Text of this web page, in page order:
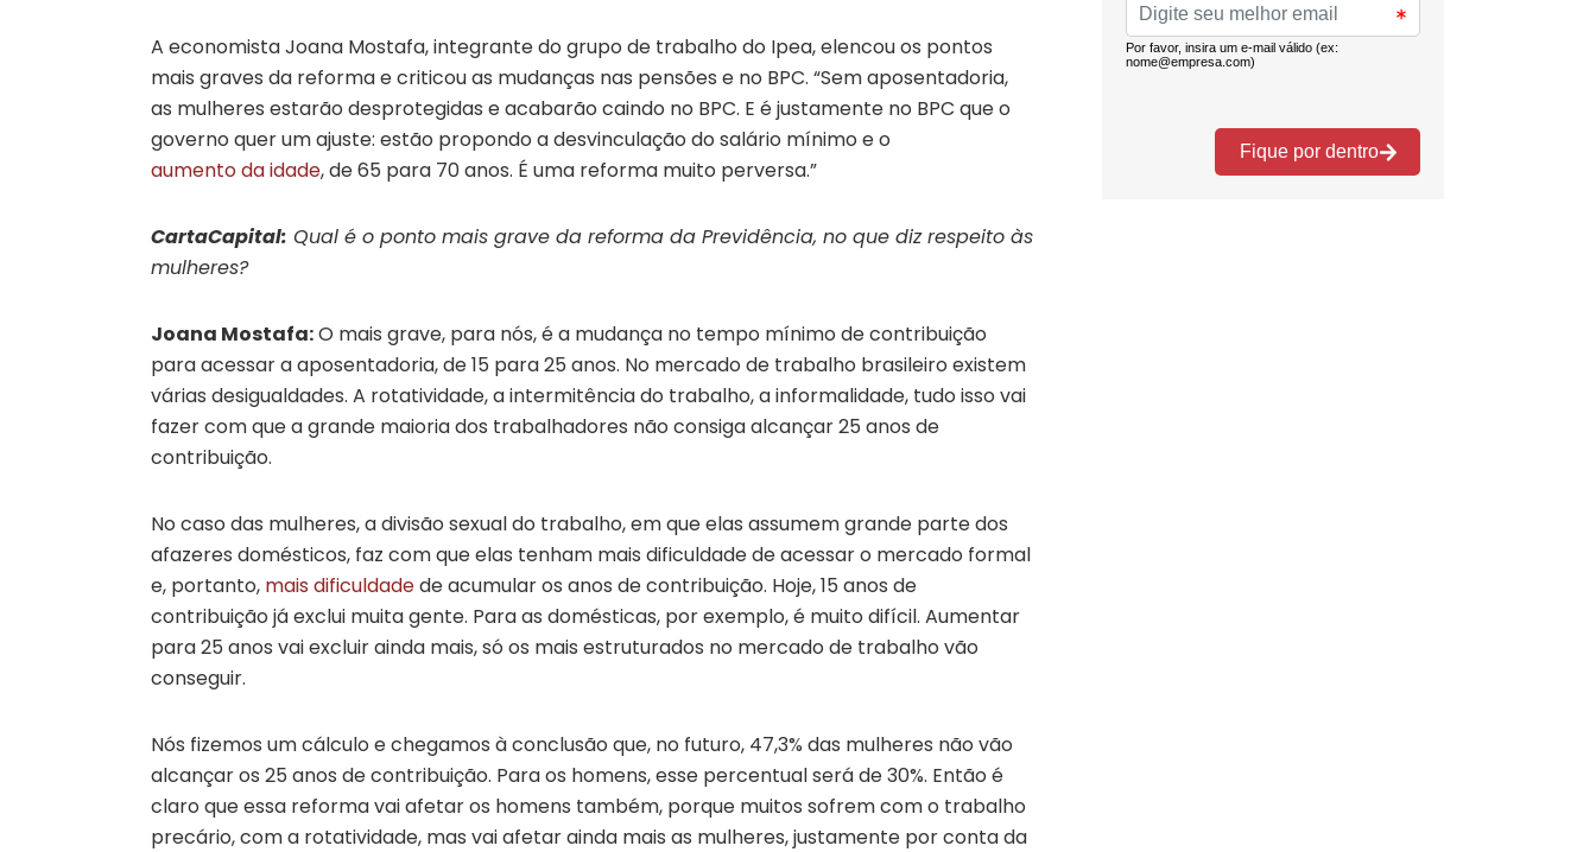
A economista Joana Mostafa, integrante do grupo de trabalho do Ipea, elencou os pontos
mais graves da reforma e criticou as mudanças nas pensões e no BPC. “Sem aposentadoria,
as mulheres estarão desprotegidas e acabarão caindo no BPC. E é justamente no BPC que o
governo quer um ajuste: estão propondo a desvinculação do salário mínimo e o
aumento da idade, de 65 para 70 anos. É uma reforma muito perversa.”
CartaCapital: Qual é o ponto mais grave da reforma da Previdência, no que diz respeito às
mulheres?
Joana Mostafa:O mais grave, para nós, é a mudança no tempo mínimo de contribuição
para acessar a aposentadoria, de 15 para 25 anos. No mercado de trabalho brasileiro existem
várias desigualdades. A rotatividade, a intermitência do trabalho, a informalidade, tudo isso vai
fazer com que a grande maioria dos trabalhadores não consiga alcançar 25 anos de
contribuição.
No caso das mulheres, a divisão sexual do trabalho, em que elas assumem grande parte dos
afazeres domésticos, faz com que elas tenham mais dificuldade de acessar o mercado formal
e, portanto, mais dificuldadede acumular os anos de contribuição. Hoje, 15 anos de
contribuição já exclui muita gente. Para as domésticas, por exemplo, é muito difícil. Aumentar
para 25 anos vai excluir ainda mais, só os mais estruturados no mercado de trabalho vão
conseguir.
Nós fizemos um cálculo e chegamos à conclusão que, no futuro, 47,3% das mulheres não vão
alcançar os 25 anos de contribuição. Para os homens, esse percentual será de 30%. Então é
claro que essa reforma vai afetar os homens também, porque muitos sofrem com o trabalho
precário, com a rotatividade, mas vai afetar ainda mais as mulheres, justamente por conta da